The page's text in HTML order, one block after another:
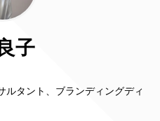
子
タント、ブランディングディ